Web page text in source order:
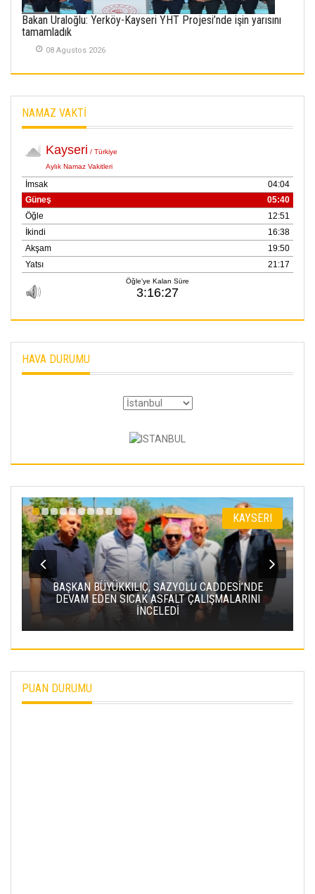
KENDİNE UYANMAK
30 Temmuz 2026
İlgi Alanlarımız ve Biz
SÜRMEN
puana Ulaştı
01 Mayis 2026
Bakan Uraloğlu: Yerköy-Kayseri YHT Projesi’nde işin yarısını
tamamladık
08 Agustos 2026
NAMAZ VAKTİ
HAVA DURUMU
KAYSERI
BAŞKAN BÜYÜKKILIÇ, SAZYOLU CADDESİ’NDE
DEVAM EDEN SICAK ASFALT ÇALIŞMALARINI
İNCELEDİ
PUAN DURUMU